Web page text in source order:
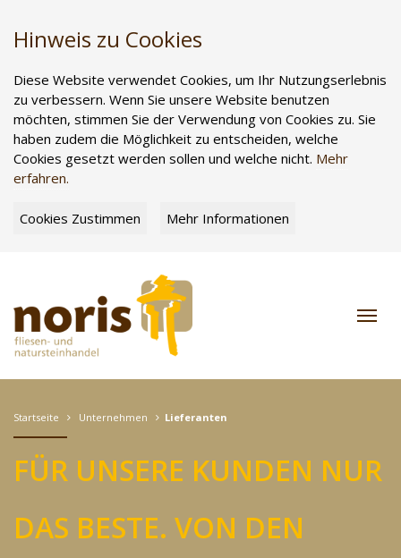
Hinweis zu Cookies
Diese Website verwendet Cookies, um Ihr Nutzungserlebnis
zu verbessern. Wenn Sie unsere Website benutzen
möchten, stimmen Sie der Verwendung von Cookies zu. Sie
haben zudem die Möglichkeit zu entscheiden, welche
Cookies gesetzt werden sollen und welche nicht. Mehr
erfahren.
Cookies Zustimmen Mehr Informationen
Startseite Unternehmen Lieferanten
FÜR UNSERE KUNDEN NUR
DAS BESTE. VON DEN